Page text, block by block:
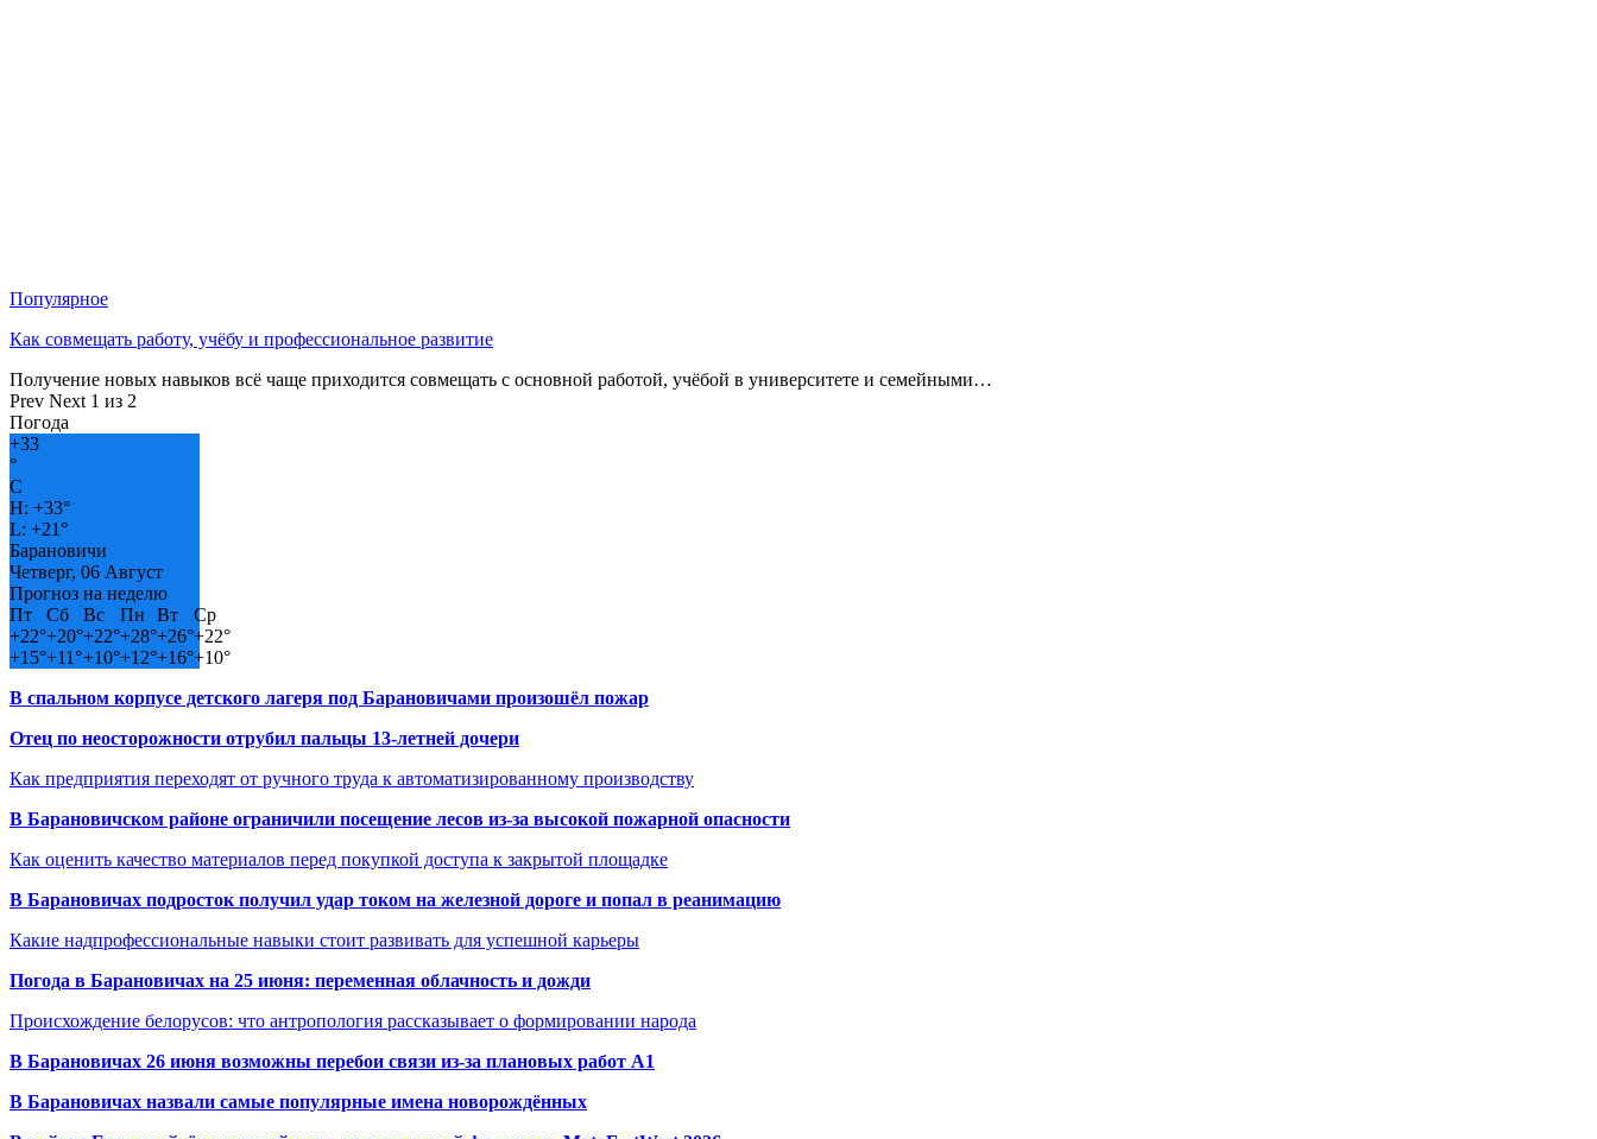
Популярное
Как совмещать работу, учёбу и профессиональное развитие
Получение новых навыков всё чаще приходится совмещать с основной работой, учёбой в университете и семейными…
Prev Next 1 из 2
Погода
+33
°
C
H: +33°
L: +21°
Барановичи
Четверг, 06 Август
Прогноз на неделю
Пт
Сб Вс Пн Вт
Ср
+22°+20°+22°+28°+26°+22°
+15°+11°+10°+12°+16°+10°
В спальном корпусе детского лагеря под Барановичами произошёл пожар
Отец по неосторожности отрубил пальцы 13-летней дочери
Как предприятия переходят от ручного труда к автоматизированному производству
В Барановичском районе ограничили посещение лесов из-за высокой пожарной опасности
Как оценить качество материалов перед покупкой доступа к закрытой площадке
В Барановичах подросток получил удар током на железной дороге и попал в реанимацию
Какие надпрофессиональные навыки стоит развивать для успешной карьеры
Погода в Барановичах на 25 июня: переменная облачность и дожди
Происхождение белорусов: что антропология рассказывает о формировании народа
В Барановичах 26 июня возможны перебои связи из-за плановых работ A1
В Барановичах назвали самые популярные имена новорождённых